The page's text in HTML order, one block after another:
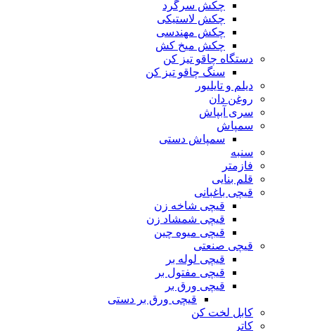
چکش سرگرد
چکش لاستیکی
چکش مهندسی
چکش میخ کش
دستگاه چاقو تیز کن
سنگ چاقو تیز کن
دیلم و تایلیور
روغن دان
سری آبپاش
سمپاش
سمپاش دستی
سنبه
فازمتر
قلم بنایی
قیچی باغبانی
قیچی شاخه زن
قیچی شمشاد زن
قیچی میوه چین
قیچی صنعتی
قیچی لوله بر
قیچی مفتول بر
قیچی ورق بر
قیچی ورق بر دستی
کابل لخت کن
کاتر